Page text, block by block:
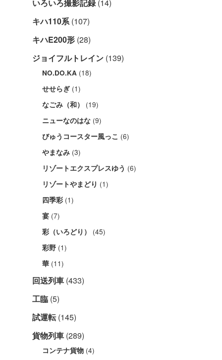
いろいろ撮影記録 (14)
キハ110系 (107)
キハE200形 (28)
ジョイフルトレイン (139)
NO.DO.KA (18)
せせらぎ (1)
なごみ（和） (19)
ニューなのはな (9)
びゅうコースター風っこ (6)
やまなみ (3)
リゾートエクスプレスゆう (6)
リゾートやまどり (1)
四季彩 (1)
宴 (7)
彩（いろどり） (45)
彩野 (1)
華 (11)
回送列車 (433)
工臨 (5)
試運転(145)
貨物列車 (289)
コンテナ貨物 (4)